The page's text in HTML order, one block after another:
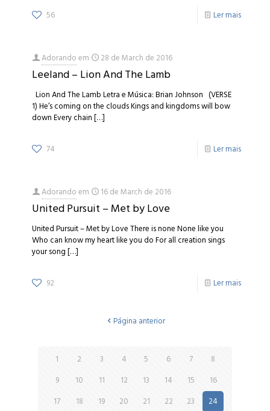
56 Ler mais
Adorandoem 28 de March de 2016
Leeland – Lion And The Lamb
Lion And The Lamb Letra e Música: Brian Johnson (VERSE
1) He’s coming on the clouds Kings and kingdoms will bow
down Every chain[…]
74 Ler mais
Adorandoem 16 de March de 2016
United Pursuit – Met by Love
United Pursuit – Met by Love There is none None like you
Who can know my heart like you do For all creation sings
your song[…]
92 Ler mais
Página anterior
1 2 3 4 5 6 7
8
9
10 11 12 13 14 15
16
17
18 19 20 21 22 23 24